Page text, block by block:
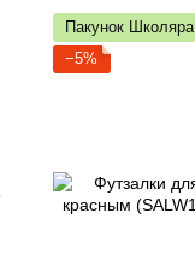
Пакунок Школяра
−5%